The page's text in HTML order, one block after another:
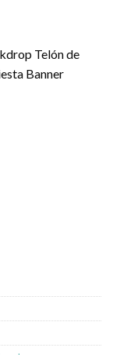
Telón de
Banner